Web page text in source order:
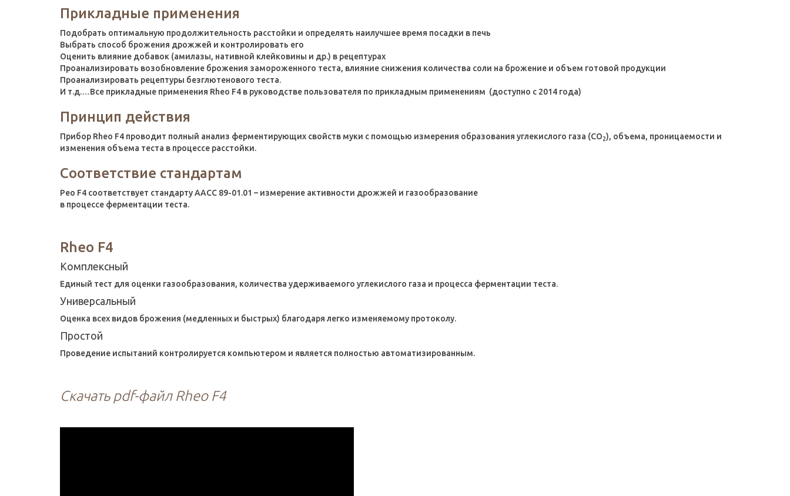
Прикладные применения
Подобрать оптимальную продолжительность расстойки и определять наилучшее время посадки в печь
Выбрать способ брожения дрожжей и контролировать его
Оценить влияние добавок (амилазы, нативной клейковины и др.) в рецептурах
Проанализировать возобновление брожения замороженного теста, влияние снижения количества соли на брожение и объем готовой продукции
Проанализировать рецептуры безглютенового теста.
И т.д.…Все прикладные применения Rheo F4 в руководстве пользователя по прикладным применениям (доступно с 2014 года)
Принцип действия
Прибор Rheo F4 проводит полный анализ ферментирующих свойств муки с помощью измерения образования углекислого газа (CO2), объема, проницаемости и
изменения объема теста в процессе расстойки.
Соответствие стандартам
Рео F4 соответствует стандарту AACC 89-01.01 – измерение активности дрожжей и газообразование
в процессе ферментации теста.
Rheo F4
Комплексный
Единый тест для оценки газообразования, количества удерживаемого углекислого газа и процесса ферментации теста.
Универсальный
Оценка всех видов брожения (медленных и быстрых) благодаря легко изменяемому протоколу.
Простой
Проведение испытаний контролируется компьютером и является полностью автоматизированным.
Скачать pdf-файл Rheo F4